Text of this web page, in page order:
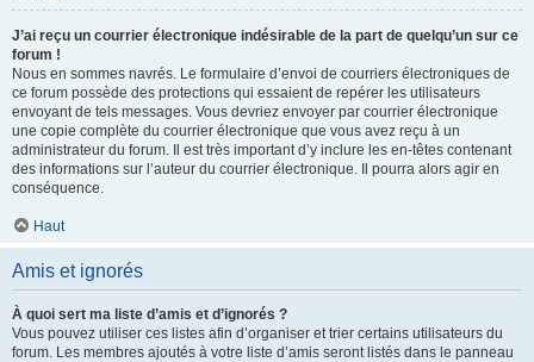
J’ai reçu un courrier électronique indésirable de la part de quelqu’un sur ce
forum !
Nous en sommes navrés. Le formulaire d’envoi de courriers électroniques de
ce forum possède des protections qui essaient de repérer les utilisateurs
envoyant de tels messages. Vous devriez envoyer par courrier électronique
une copie complète du courrier électronique que vous avez reçu à un
administrateur du forum. Il est très important d’y inclure les en-têtes contenant
des informations sur l’auteur du courrier électronique. Il pourra alors agir en
conséquence.
Haut
Amis et ignorés
À quoi sert ma liste d’amis et d’ignorés ?
Vous pouvez utiliser ces listes afin d’organiser et trier certains utilisateurs du
forum. Les membres ajoutés à votre liste d’amis seront listés dans le panneau